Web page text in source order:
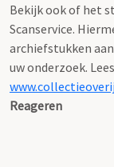
Bekijk ook of het
Scanservice.
archiefstukken
uw onderzoek.
Reageren